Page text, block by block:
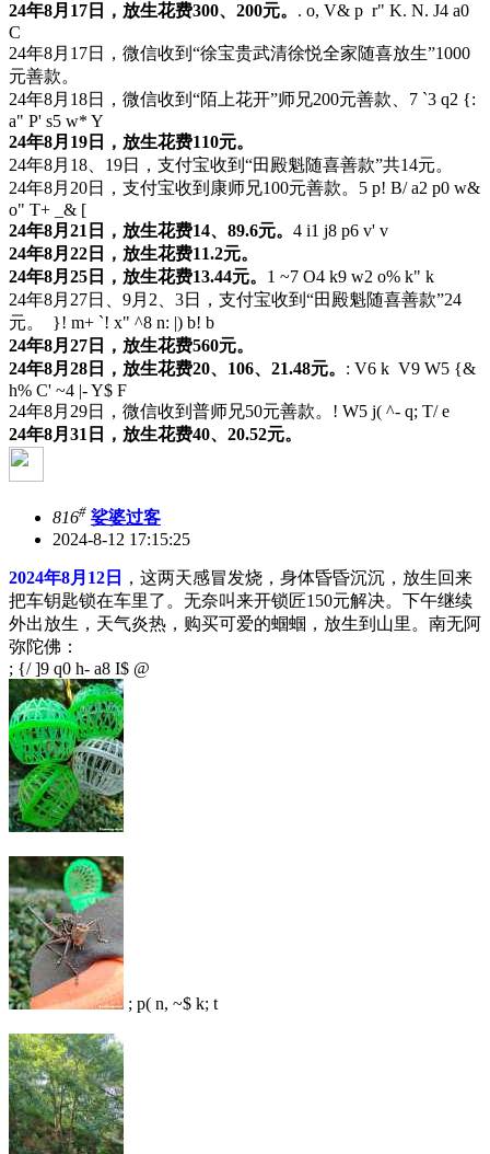
24年8月17日，放生花费300、200元。 . o, V& p r" K. N. J4 a0
C
24年8月17日，微信收到“徐宝贵武清徐悦全家随喜放生”1000
元善款。
24年8月18日，微信收到“陌上花开”师兄200元善款、 7 `3 q2 {:
a" P' s5 w* Y
24年8月19日，放生花费110元。
24年8月18、19日，支付宝收到“田殿魁随喜善款”共14元。
24年8月20日，支付宝收到康师兄100元善款。 5 p! B/ a2 p0 w&
o" T+ _& [
24年8月21日，放生花费14、89.6元。 4 i1 j8 p6 v' v
24年8月22日，放生花费11.2元。
24年8月25日，放生花费13.44元。 1 ~7 O4 k9 w2 o% k" k
24年8月27日、9月2、3日，支付宝收到“田殿魁随喜善款”24
元。
}! m+ `! x" ^8 n: |) b! b
24年8月27日，放生花费560元。
24年8月28日，放生花费20、106、21.48元。 : V6 k V9 W5 {&
h% C' ~4 |- Y$ F
24年8月29日，微信收到普师兄50元善款。 ! W5 j( ^- q; T/ e
24年8月31日，放生花费40、20.52元。
816# 娑婆过客
2024-8-12 17:15:25
2024年8月12日
，这两天感冒发烧，身体昏昏沉沉，放生回来
把车钥匙锁在车里了。无奈叫来开锁匠150元解决。下午继续
外出放生，天气炎热，购买可爱的蝈蝈，放生到山里。南无阿
弥陀佛：
; {/ ]9 q0 h- a8 I$ @
; p( n, ~$ k; t